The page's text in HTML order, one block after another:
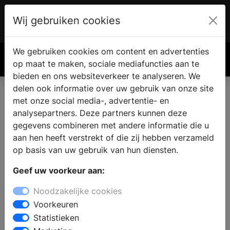
€ 0.00
Wij gebruiken cookies
We gebruiken cookies om content en advertenties
op maat te maken, sociale mediafuncties aan te
bieden en ons websiteverkeer te analyseren. We
delen ook informatie over uw gebruik van onze site
met onze social media-, advertentie- en
analysepartners. Deze partners kunnen deze
gegevens combineren met andere informatie die u
aan hen heeft verstrekt of die zij hebben verzameld
op basis van uw gebruik van hun diensten.
Geef uw voorkeur aan:
Noodzakelijke cookies
Voorkeuren
Statistieken